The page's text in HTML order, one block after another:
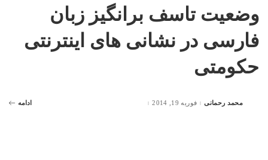
وضعیت تاسف برانگیز زبان
فارسی در نشانی های اینترنتی
حکومتی
Postedمحمد رحمانی فوریه 19, 2014 ادامه